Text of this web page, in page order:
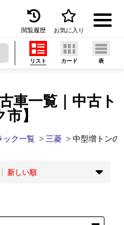
は
閲覧履歴 お気に入り
車一覧｜中古ト
】
リスト カード 表
ック一覧 三菱 中型増トンの
新しい順